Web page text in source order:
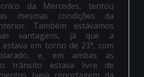
da Mercedes, tentou
mesmas condições da
Também estávamos
vantagens, já que a
em torno de 23°, com
e, em ambas as
o trânsito estava livre de
(veja reportagem da